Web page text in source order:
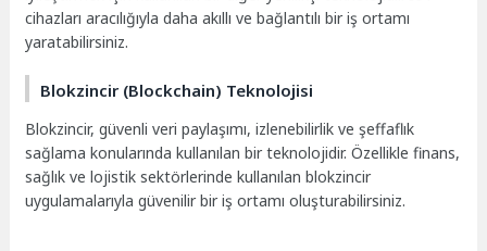
cihazları aracılığıyla daha akıllı ve bağlantılı bir iş ortamı
yaratabilirsiniz.
Blokzincir (Blockchain) Teknolojisi
Blokzincir, güvenli veri paylaşımı, izlenebilirlik ve şeffaflık
sağlama konularında kullanılan bir teknolojidir. Özellikle finans,
sağlık ve lojistik sektörlerinde kullanılan blokzincir
uygulamalarıyla güvenilir bir iş ortamı oluşturabilirsiniz.